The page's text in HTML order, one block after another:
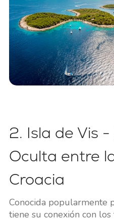
2. Isla de Vis
Oculta entre
Croacia
Conocida popularmente
tiene su conexión con